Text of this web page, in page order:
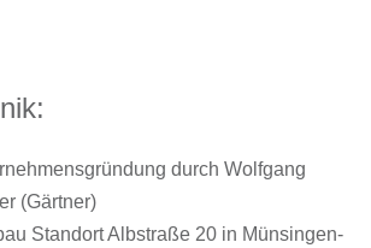
durch Wolfgang
(Gärtner)
Standort Albstraße 20 in Münsingen-